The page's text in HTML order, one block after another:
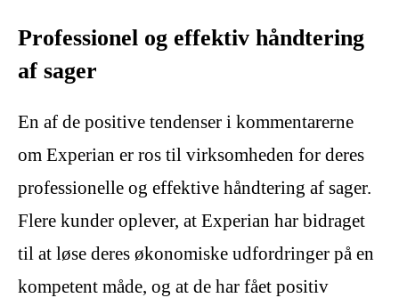
Professionel og effektiv håndtering
af sager
En af de positive tendenser i kommentarerne
om Experian er ros til virksomheden for deres
professionelle og effektive håndtering af sager.
Flere kunder oplever, at Experian har bidraget
til at løse deres økonomiske udfordringer på en
kompetent måde, og at de har fået positiv